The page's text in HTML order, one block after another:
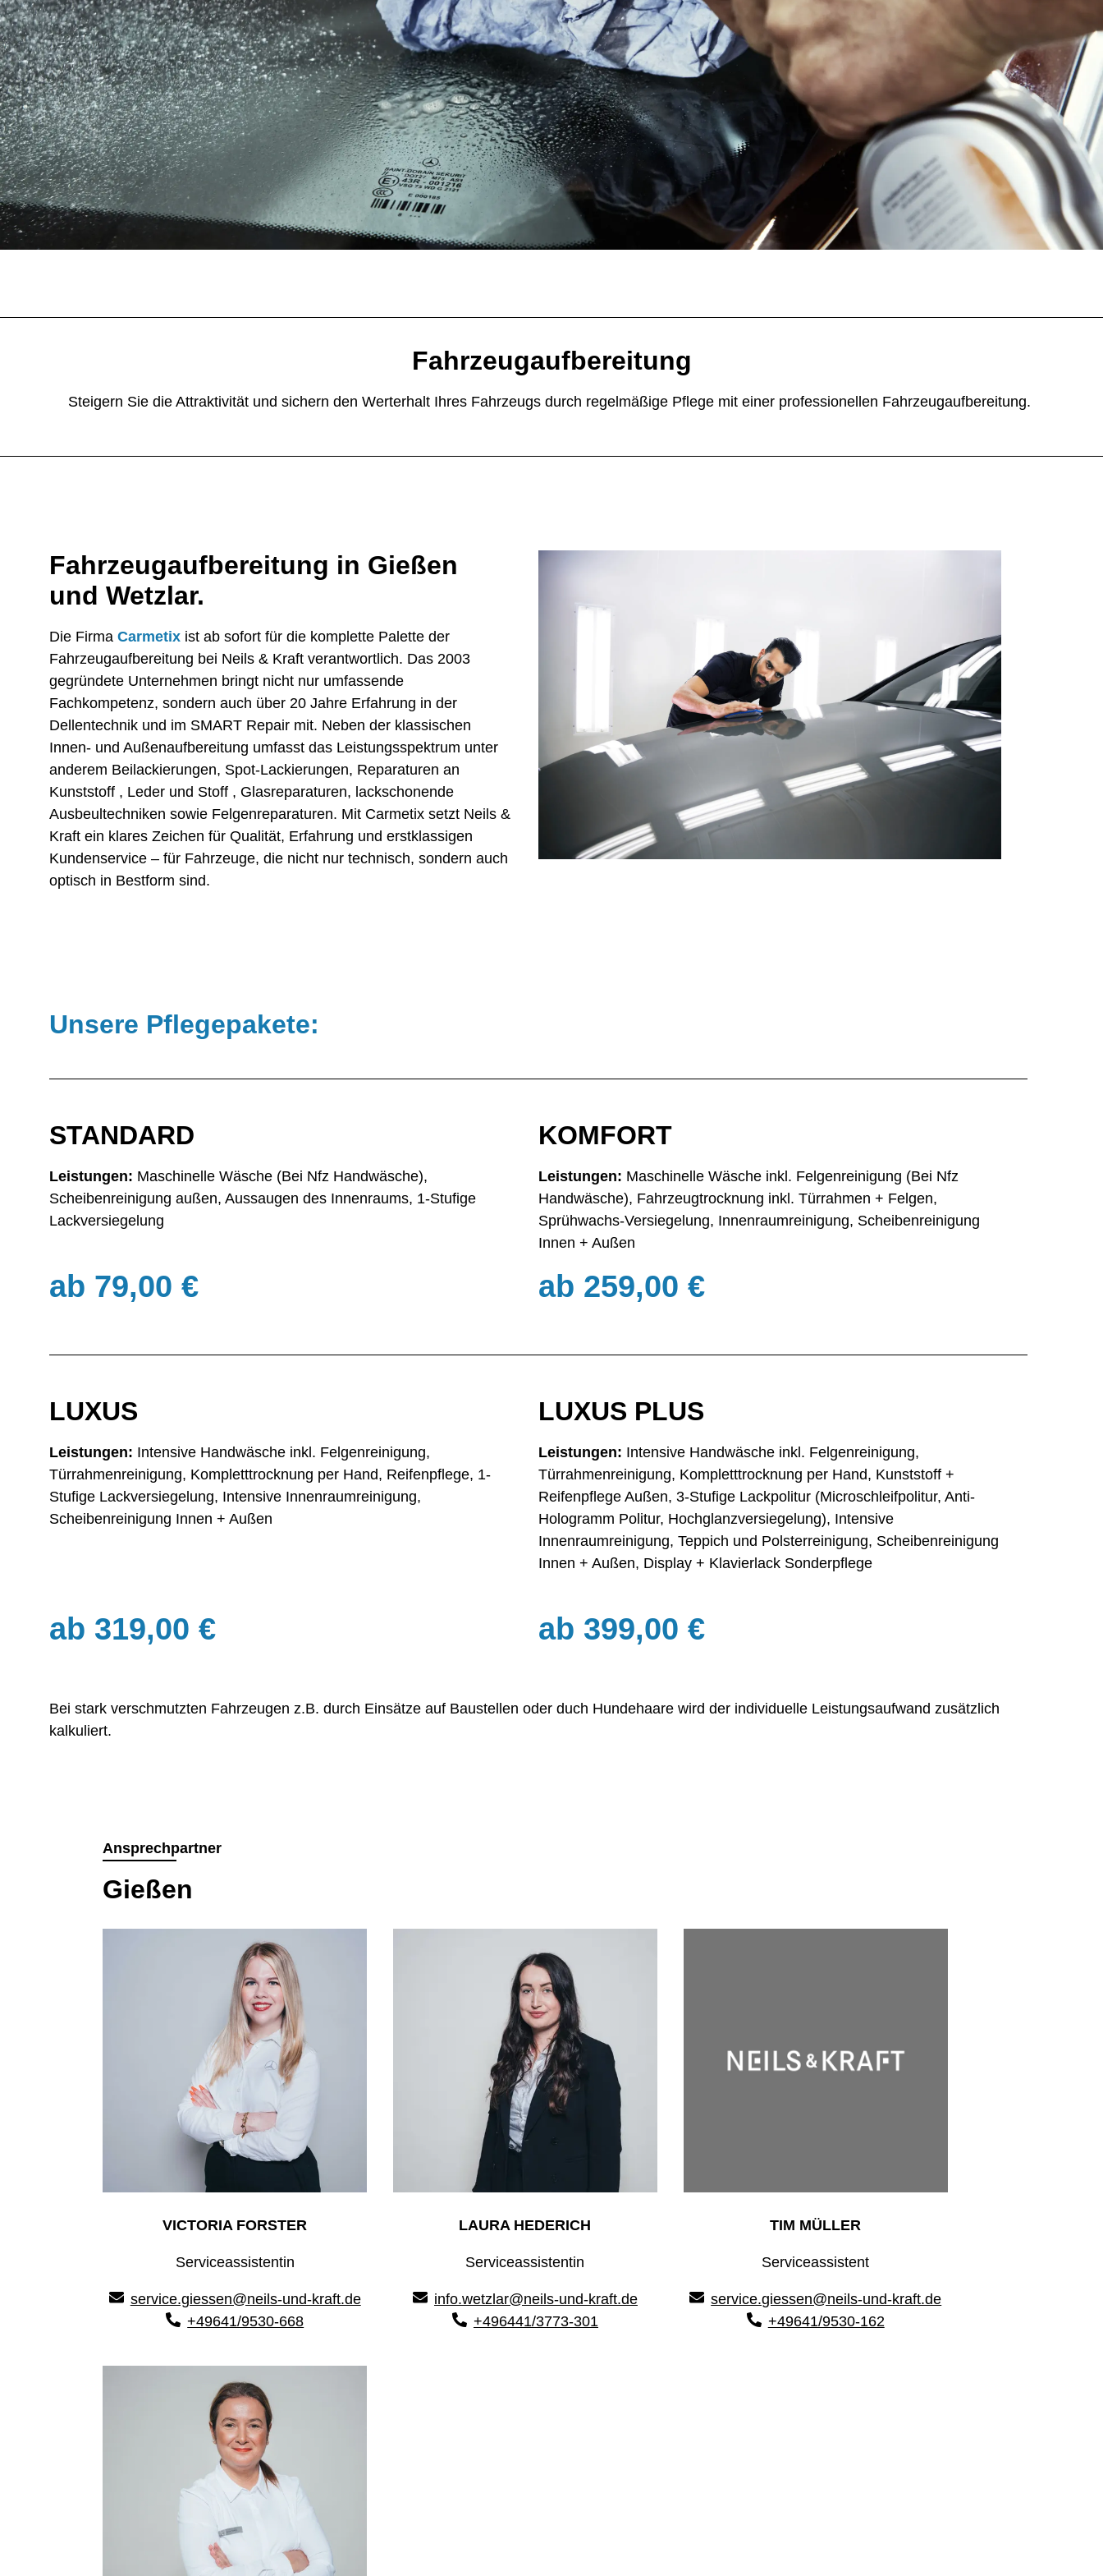
Fahrzeugaufbereitung
Steigern Sie die Attraktivität und sichern den Werterhalt Ihres Fahrzeugs durch regelmäßige Pflege mit einer professionellen Fahrzeugaufbereitung.
Fahrzeugaufbereitung in Gießen
und Wetzlar.
Die Firma Carmetix ist ab sofort für die komplette Palette der
Fahrzeugaufbereitung bei Neils & Kraft verantwortlich. Das 2003
gegründete Unternehmen bringt nicht nur umfassende
Fachkompetenz, sondern auch über 20 Jahre Erfahrung in der
Dellentechnik und im SMART Repair mit. Neben der klassischen
Innen- und Außenaufbereitung umfasst das Leistungsspektrum unter
anderem Beilackierungen, Spot-Lackierungen, Reparaturen an
Kunststoff , Leder und Stoff , Glasreparaturen, lackschonende
Ausbeultechniken sowie Felgenreparaturen. Mit Carmetix setzt Neils &
Kraft ein klares Zeichen für Qualität, Erfahrung und erstklassigen
Kundenservice – für Fahrzeuge, die nicht nur technisch, sondern auch
optisch in Bestform sind.
Unsere Pflegepakete:
STANDARD
Leistungen: Maschinelle Wäsche (Bei Nfz Handwäsche),
Scheibenreinigung außen, Aussaugen des Innenraums, 1-Stufige
Lackversiegelung
ab 79,00 €
KOMFORT
Leistungen: Maschinelle Wäsche inkl. Felgenreinigung (Bei Nfz
Handwäsche), Fahrzeugtrocknung inkl. Türrahmen + Felgen,
Sprühwachs-Versiegelung, Innenraumreinigung, Scheibenreinigung
Innen + Außen
ab 259,00 €
LUXUS
Leistungen: Intensive Handwäsche inkl. Felgenreinigung,
Türrahmenreinigung, Kompletttrocknung per Hand, Reifenpflege, 1-
Stufige Lackversiegelung, Intensive Innenraumreinigung,
Scheibenreinigung Innen + Außen
ab 319,00 €
LUXUS PLUS
Leistungen: Intensive Handwäsche inkl. Felgenreinigung,
Türrahmenreinigung, Kompletttrocknung per Hand, Kunststoff +
Reifenpflege Außen, 3-Stufige Lackpolitur (Microschleifpolitur, Anti-
Hologramm Politur, Hochglanzversiegelung), Intensive
Innenraumreinigung, Teppich und Polsterreinigung, Scheibenreinigung
Innen + Außen, Display + Klavierlack Sonderpflege
ab 399,00 €
Bei stark verschmutzten Fahrzeugen z.B. durch Einsätze auf Baustellen oder duch Hundehaare wird der individuelle Leistungsaufwand zusätzlich
kalkuliert.
Ansprechpartner
Gießen
VICTORIA FORSTER
Serviceassistentin
service.giessen@neils-und-kraft.de
+49641/9530-668
LAURA HEDERICH
Serviceassistentin
info.wetzlar@neils-und-kraft.de
+496441/3773-301
TIM MÜLLER
Serviceassistent
service.giessen@neils-und-kraft.de
+49641/9530-162